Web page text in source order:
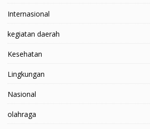
Internasional
kegiatan daerah
Kesehatan
Lingkungan
Nasional
olahraga